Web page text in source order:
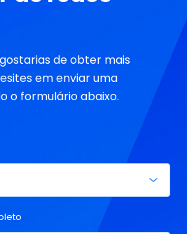
de obter mais
em enviar uma
o formulário abaixo.